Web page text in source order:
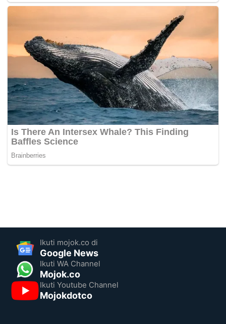
Ikuti mojok.co di
Google News
Ikuti WA Channel
Mojok.co
Ikuti Youtube Channel
Mojokdotco